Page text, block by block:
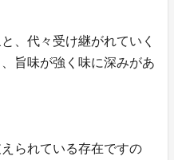
、代々受け継がれていく
旨味が強く味に深みがあ
られている存在ですの